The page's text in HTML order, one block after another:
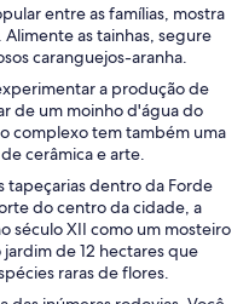
entre as famílias, mostra
Alimente as tainhas, segure
caranguejos-aranha.
a produção de
de um moinho d'água do
complexo tem também uma
cerâmica e arte.
tapeçarias dentro da Forde
do centro da cidade, a
século XII como um mosteiro
de 12 hectares que
raras de flores.